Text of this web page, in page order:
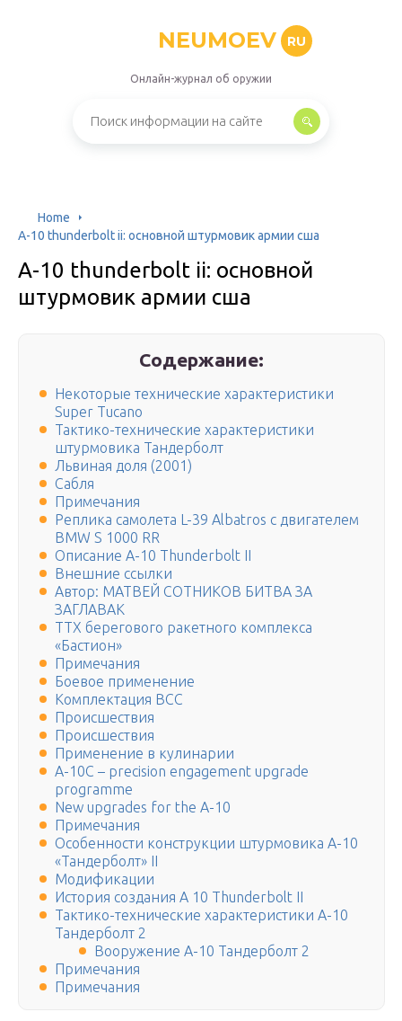
NEUMOEV RU
Онлайн-журнал об оружии
Home
A-10 thunderbolt ii: основной штурмовик армии сша
A-10 thunderbolt ii: основной
штурмовик армии сша
Содержание:
Некоторые технические характеристики
Super Tucano
Тактико-технические характеристики
штурмовика Тандерболт
Львиная доля (2001)
Сабля
Примечания
Реплика самолета L-39 Albatros с двигателем
BMW S 1000 RR
Описание A-10 Thunderbolt II
Внешние ссылки
Автор: МАТВЕЙ СОТНИКОВ БИТВА ЗА
ЗАГЛАВАК
ТТХ берегового ракетного комплекса
«Бастион»
Примечания
Боевое применение
Комплектация ВСС
Происшествия
Происшествия
Применение в кулинарии
A-10C – precision engagement upgrade
programme
New upgrades for the A-10
Примечания
Особенности конструкции штурмовика A-10
«Тандерболт» II
Модификации
История создания A 10 Thunderbolt II
Тактико-технические характеристики A-10
Тандерболт 2
Вооружение A-10 Тандерболт 2
Примечания
Примечания